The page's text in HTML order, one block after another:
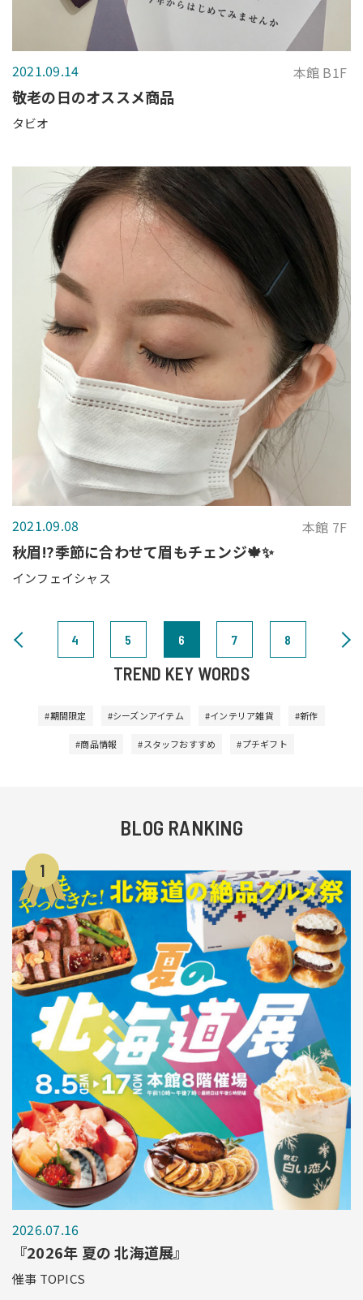
2021.09.14 本館 B1F
敬老の日のオススメ商品
タビオ
2021.09.08 本館 7F
秋眉⁉️季節に合わせて眉もチェンジ🍁✨
インフェイシャス
4 5 6 7 8
TREND KEY WORDS
#期間限定 #シーズンアイテム #インテリア雑貨 #新作
#商品情報 #スタッフおすすめ #プチギフト
BLOG RANKING
1
2026.07.16
『2026年 夏の 北海道展』
催事 TOPICS